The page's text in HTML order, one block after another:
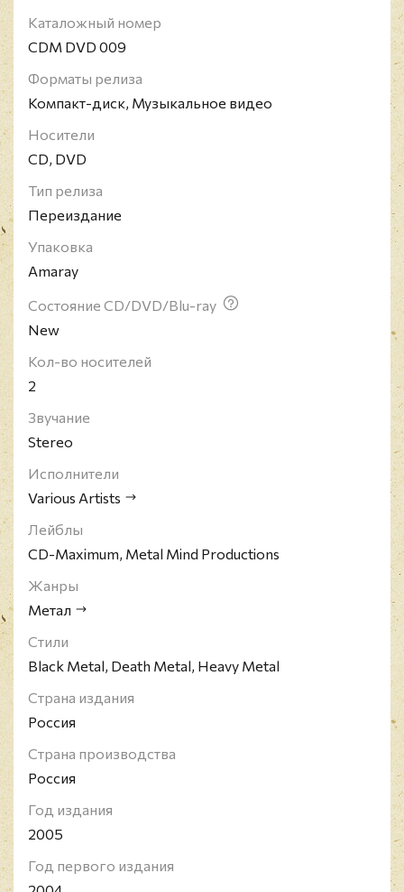
до 2009 года, после чего возобновил свою
работу в 2017 году. Metalmania привлекает
и является одним из крупнейших метал-
фестивалей в Восточной Европе. Фестиваль
известен своими мощными выступлениями и
широким спектром жанров, от классического
хэви-метала до блэк и дэт-метала. Среди
участников были такие группы, как Judas Priest,
Sepultura, Moonspell, Tiamat и многие другие.
Каталожный номер
CDM DVD 009
Форматы релиза
Компакт-диск, Музыкальное видео
Носители
CD, DVD
Тип релиза
Переиздание
Упаковка
Amaray
Состояние CD/DVD/Blu-ray
New
Кол-во носителей
2
Звучание
Stereo
Исполнители
Various Artists
Лейблы
CD-Maximum, Metal Mind Productions
Жанры
Метал
Стили
Black Metal, Death Metal, Heavy Metal
Страна издания
Россия
Страна производства
Россия
Год издания
2005
Год первого издания